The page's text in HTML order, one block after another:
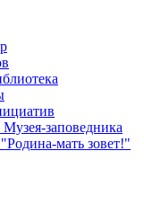
заповедника
мать зовет!"